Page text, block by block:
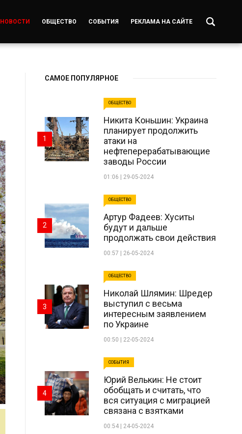
НОВОСТИ ОБЩЕСТВО СОБЫТИЯ РЕКЛАМА НА САЙТЕ
САМОЕ ПОПУЛЯРНОЕ
ОБЩЕСТВО
Никита Коньшин: Украина
планирует продолжить
атаки на
нефтеперерабатывающие
заводы России
01:06 | 29-05-2024
1
ОБЩЕСТВО
Артур Фадеев: Хуситы
будут и дальше
продолжать свои действия
00:57 | 26-05-2024
2
ОБЩЕСТВО
Николай Шлямин: Шредер
выступил с весьма
интересным заявлением
по Украине
00:50 | 22-05-2024
3
СОБЫТИЯ
Юрий Велькин: Не стоит
обобщать и считать, что
вся ситуация с миграцией
связана с взятками
00:54 | 24-05-2024
4